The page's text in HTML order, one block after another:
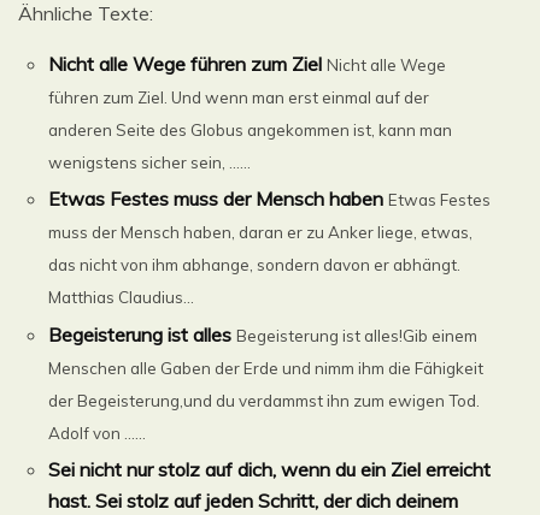
Ähnliche Texte:
Nicht alle Wege führen zum Ziel Nicht alle Wege
führen zum Ziel. Und wenn man erst einmal auf der
anderen Seite des Globus angekommen ist, kann man
wenigstens sicher sein, ......
Etwas Festes muss der Mensch haben Etwas Festes
muss der Mensch haben, daran er zu Anker liege, etwas,
das nicht von ihm abhange, sondern davon er abhängt.
Matthias Claudius...
Begeisterung ist alles Begeisterung ist alles!Gib einem
Menschen alle Gaben der Erde und nimm ihm die Fähigkeit
der Begeisterung,und du verdammst ihn zum ewigen Tod.
Adolf von ......
Sei nicht nur stolz auf dich, wenn du ein Ziel erreicht
hast. Sei stolz auf jeden Schritt, der dich deinem